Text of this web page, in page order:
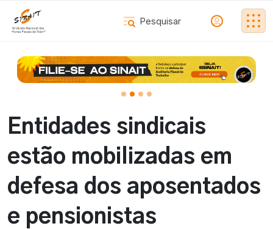
Entidades sindicais
estão mobilizadas em
defesa dos aposentados
e pensionistas